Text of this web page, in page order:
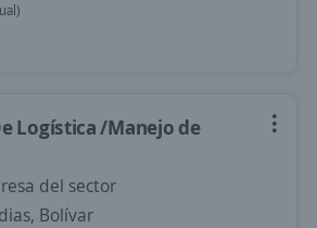
Logística /Manejo de
del sector
Bolívar